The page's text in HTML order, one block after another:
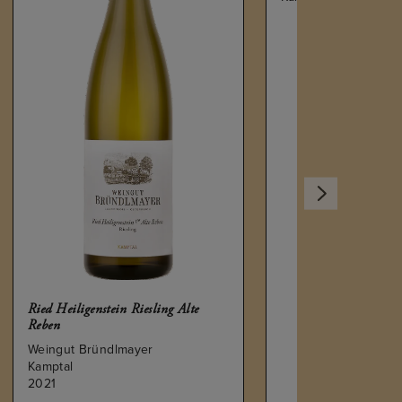
Maximum Weissburgunder
Riesling